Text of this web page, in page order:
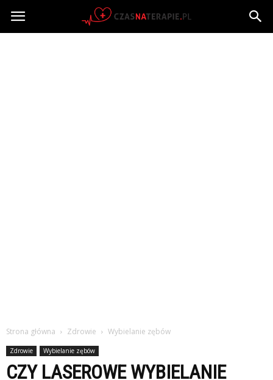
Czasnaterapie.pl
Strona główna Zdrowie Wybielanie zębów
Zdrowie Wybielanie zębów
CZY LASEROWE WYBIELANIE